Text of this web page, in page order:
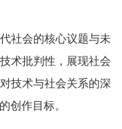
社会的核心议题与未
术批判性，展现社会
技术与社会关系的深
创作目标。